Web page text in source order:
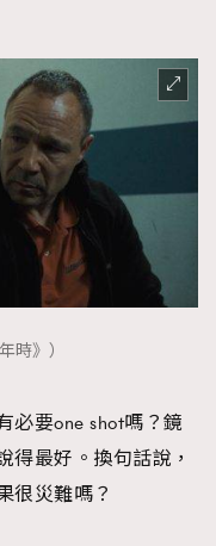
時》）
必要one shot嗎？鏡
得最好。換句話說，
很災難嗎？